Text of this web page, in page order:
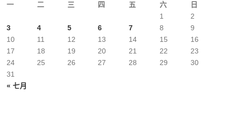
一
二 三 四 五 六 日
« 七月
1
2
3
4 5 6 7 8
9
10
11 12 13 14 15
16
17
18 19 20 21 22
23
24
25 26 27 28 29
30
31